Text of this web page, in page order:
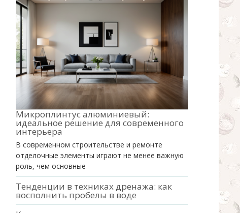
Микроплинтус алюминиевый:
идеальное решение для современного
интерьера
В современном строительстве и ремонте
отделочные элементы играют не менее важную
роль, чем основные
Тенденции в техниках дренажа: как
восполнить пробелы в воде